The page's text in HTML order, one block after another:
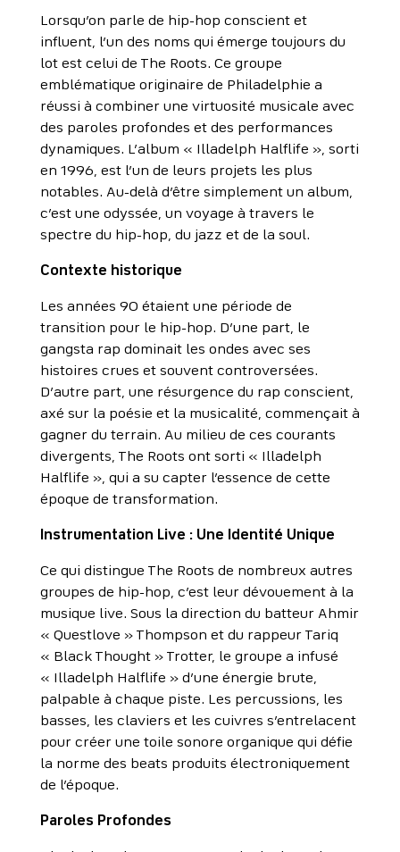
Lorsqu’on parle de hip-hop conscient et
influent, l’un des noms qui émerge toujours du
lot est celui de The Roots. Ce groupe
emblématique originaire de Philadelphie a
réussi à combiner une virtuosité musicale avec
des paroles profondes et des performances
dynamiques. L’album « Illadelph Halflife », sorti
en 1996, est l’un de leurs projets les plus
notables. Au-delà d’être simplement un album,
c’est une odyssée, un voyage à travers le
spectre du hip-hop, du jazz et de la soul.
Contexte historique
Les années 90 étaient une période de
transition pour le hip-hop. D’une part, le
gangsta rap dominait les ondes avec ses
histoires crues et souvent controversées.
D’autre part, une résurgence du rap conscient,
axé sur la poésie et la musicalité, commençait à
gagner du terrain. Au milieu de ces courants
divergents, The Roots ont sorti « Illadelph
Halflife », qui a su capter l’essence de cette
époque de transformation.
Instrumentation Live : Une Identité Unique
Ce qui distingue The Roots de nombreux autres
groupes de hip-hop, c’est leur dévouement à la
musique live. Sous la direction du batteur Ahmir
« Questlove » Thompson et du rappeur Tariq
« Black Thought » Trotter, le groupe a infusé
« Illadelph Halflife » d’une énergie brute,
palpable à chaque piste. Les percussions, les
basses, les claviers et les cuivres s’entrelacent
pour créer une toile sonore organique qui défie
la norme des beats produits électroniquement
de l’époque.
Paroles Profondes